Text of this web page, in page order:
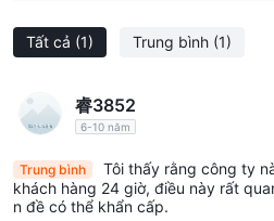
Tất cả (1) Trung bình (1)
睿3852
6-10 năm
Trung bình
Tôi thấy rằng công ty
khách hàng 24 giờ, điều này rất
n đề có thể khẩn cấp.